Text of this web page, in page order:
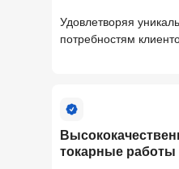
Удовлетворяя
потребностям
токарные работы